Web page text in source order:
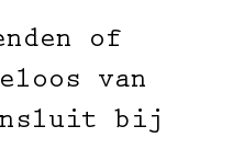
of
van
bij